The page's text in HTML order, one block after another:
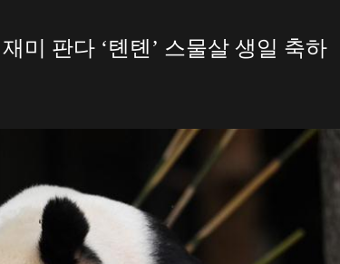
재미 판다 ‘톈톈’ 스물살 생일 축하